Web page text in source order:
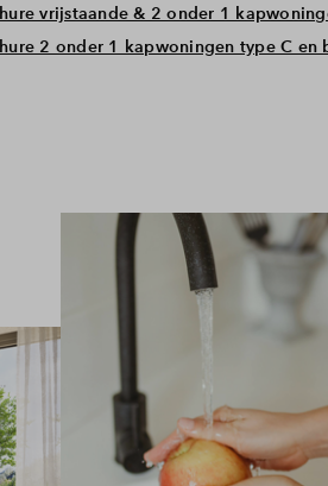
vrijstaande & 2 onder 1
2 onder 1 kapwoningen type C en